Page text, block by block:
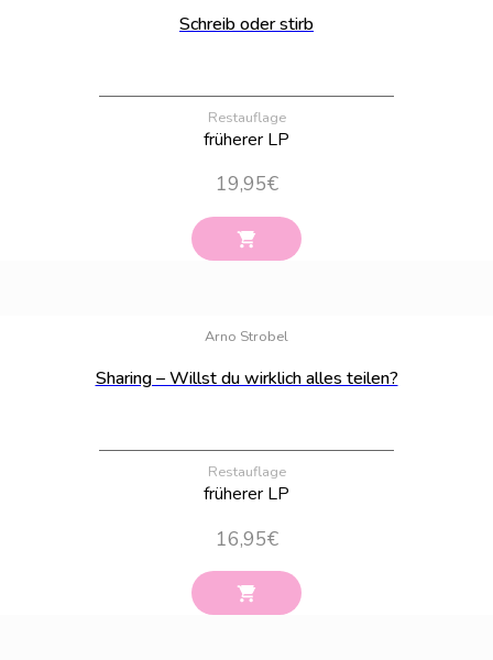
Schreib oder stirb
Restauflage
früherer LP
19,95€
Arno Strobel
Sharing – Willst du wirklich alles teilen?
Restauflage
früherer LP
16,95€